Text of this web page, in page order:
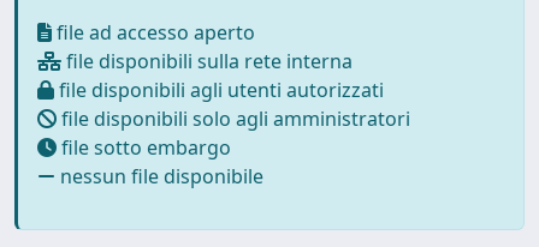
file ad accesso aperto
file disponibili sulla rete interna
file disponibili agli utenti autorizzati
file disponibili solo agli amministratori
file sotto embargo
nessun file disponibile